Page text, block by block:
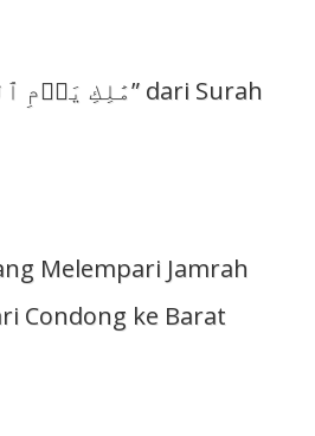
Melempari Jamrah
Condong ke Barat